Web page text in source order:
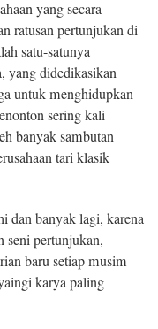
yang secara
ratusan pertunjukan di
satu-satunya
yang didedikasikan
untuk menghidupkan
sering kali
banyak sambutan
tari klasik
dan banyak lagi, karena
seni pertunjukan,
baru setiap musim
karya paling